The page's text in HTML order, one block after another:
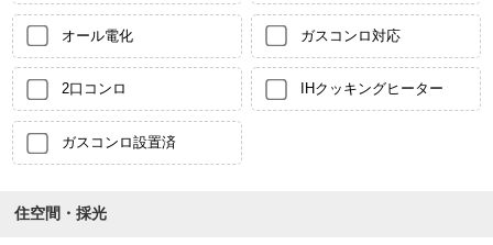
オール電化 ガスコンロ対応
2口コンロ IHクッキングヒーター
ガスコンロ設置済
住空間・採光